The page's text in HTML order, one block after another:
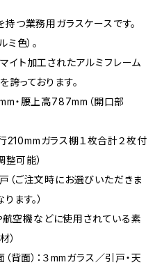
つ業務用ガラスケースです。
色）。
イト加工されたアルミフレーム
っております。
・腰上高787mm（開口部
210mmガラス棚１枚合計２枚付
可能）
（ご注文時にお選びいただきま
ます。）
航空機などに使用されている素
）
背面）：３mmガラス／引戸・天